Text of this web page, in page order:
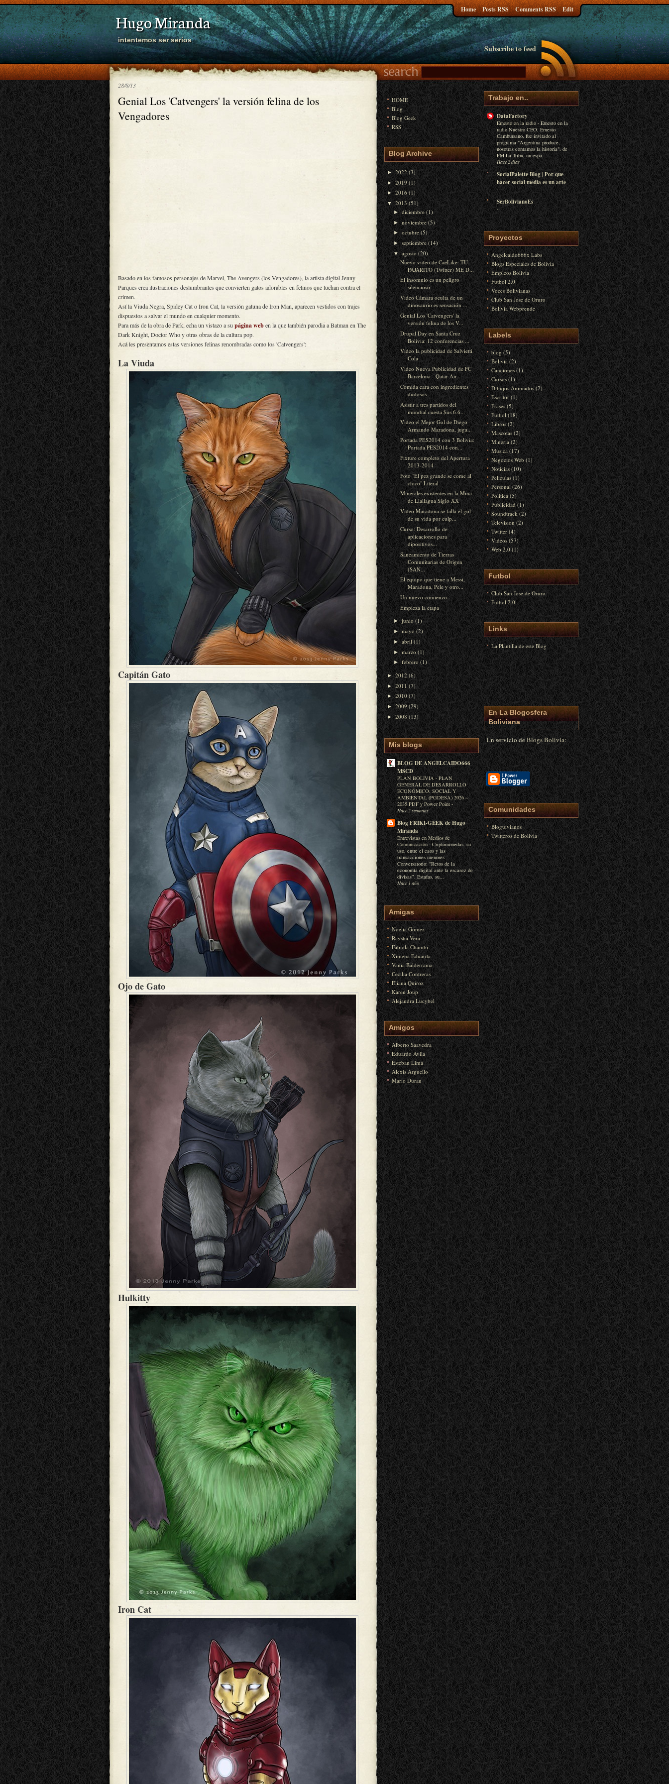
Hugo Miranda
intentemos ser serios
Home Posts RSS Comments RSS Edit
Subscribe to feed
28/8/13
Genial Los 'Catvengers' la versión felina de los
Vengadores
Basado en los famosos personajes de Marvel, The Avengers (los Vengadores), la artista digital Jenny
Parques crea ilustraciones deslumbrantes que convierten gatos adorables en felinos que luchan contra el
crimen.
Así la Viuda Negra, Spidey Cat o Iron Cat, la versión gatuna de Iron Man, aparecen vestidos con trajes
dispuestos a salvar el mundo en cualquier momento.
Para más de la obra de Park, echa un vistazo a su página weben la que también parodia a Batman en The
Dark Knight, Doctor Who y otras obras de la cultura pop.
Acá les presentamos estas versiones felinas renombradas como los 'Catvengers':
La Viuda
Capitán Gato
Ojo de Gato
Hulkitty
Iron Cat
Trabajo en..
DataFactory
Ernesto en la radio -Ernesto en la
radio Nuestro CEO, Ernesto
Cambursano, fue invitado al
programa "Argentina produce,
nosotras contamos la historia", de
FM La Tribu, un espa...
Hace 2 días
SocialPalette Blog | Por que
hacer social media es un arte
-
SerBolivianoEs
-
Proyectos
Angelcaido666x Labs
Blogs Especiales de Bolivia
Empleos Bolivia
Futbol 2.0
Voces Bolivianas
Club San Jose de Oruro
Bolivia Webprende
Labels
blog (5)
Bolivia (2)
Canciones (1)
Cursos (1)
Dibujos Animados (2)
Escritor (1)
Frases (5)
Futbol (18)
Libros (2)
Mascotas (2)
Mineria (2)
Musica (17)
Negocios Web (1)
Noticias (10)
Peliculas (1)
Personal (26)
Politica (5)
Publicidad (1)
Soundtrack (2)
Television (2)
Twitter (4)
Videos (57)
Web 2.0 (1)
Futbol
Club San Jose de Oruro
Futbol 2.0
Links
La Plantilla de este Blog
En La Blogosfera
Boliviana
Un servicio deBlogs Bolivia:
Comunidades
Bloguivianos
Twitteros de Bolivia
HOME
Blog
Blog Geek
RSS
Blog Archive
► 2022 (3)
►2019 (1)
► 2016 (1)
▼ 2013 (51)
►diciembre (1)
►noviembre (5)
►octubre (5)
►septiembre (14)
▼agosto (20)
Nuevo video de CaeLike: TU
PAJARITO (Twitter) ME D...
El insomnio es un peligro
silencioso
Video Cámara oculta de un
dinosaurio es sensación ...
Genial Los 'Catvengers' la
versión felina de los V...
Drupal Day en Santa Cruz
Bolivia: 12 conferencias ...
Video la publicidad de Salvietti
Cola
Video Nueva Publicidad de FC
Barcelona - Qatar Air...
Comida cara con ingredientes
dudosos
Asistir a tres partidos del
mundial cuesta $us 6.6...
Video el Mejor Gol de Diego
Armando Maradona, juga...
Portada PES2014 con 3 Bolivia:
Portada PES2014 con...
Fixture completo del Apertura
2013-2014
Foto "El pez grande se come al
chico" Literal
Minerales existentes en la Mina
de Llallagua Siglo XX
Video Maradona se falla el gol
de su vida por culp...
Curso: Desarrollo de
aplicaciones para
dipositivos...
Saneamiento de Tierras
Comunitarias de Origen
(SAN...
El equipo que tiene a Messi,
Maradona, Pele y otro...
Un nuevo comienzo..
Empieza la etapa
►junio (1)
►mayo (2)
►abril (1)
►marzo (1)
►febrero (1)
►2012 (6)
► 2011 (7)
►2010 (7)
► 2009 (29)
►2008 (13)
Mis blogs
BLOG DE ANGELCAIDO666
MSCD
PLAN BOLIVIA - PLAN
GENERAL DE DESARROLLO
ECONÓMICO, SOCIAL Y
AMBIENTAL (PGDESA) 2026 –
2035 PDF y Power Point-
Hace 2 semanas
Blog FRIKI-GEEK de Hugo
Miranda
Entrevistas en Medios de
Comunicación -Criptomonedas: su
uso, entre el caos y las
transacciones menores
Conversatorio: "Retos de la
economía digital ante la escasez de
divisas”. Estafas, su...
Hace 1 año
Amigas
Noelia Gómez
Raysha Vera
Fabiola Chambi
Ximena Eduarda
Vania Balderrama
Cecilia Contreras
Eliana Quiroz
Karen Joup
Alejandra Lucybel
Amigos
Alberto Saavedra
Eduardo Avila
Esteban Lima
Alexis Arguello
Mario Duran